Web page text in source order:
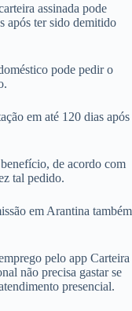
assinada pode
após ter sido demitido
pode pedir o
em até 120 dias após
de acordo com
tal pedido.
em Arantina também
pelo app Carteira
não precisa gastar se
presencial.